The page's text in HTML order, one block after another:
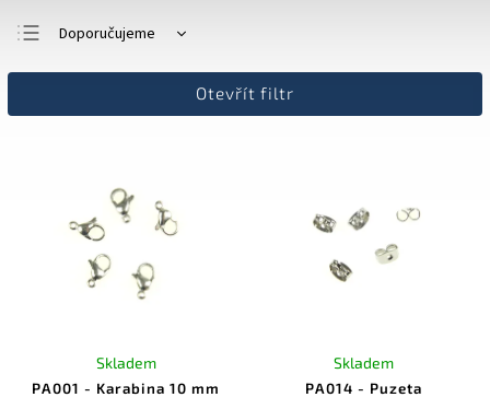
Doporučujeme
Nejlevnější
Otevřít filtr
PA001 - Karabina 10 mm
Skladem
PA014 - Puzeta
Skladem